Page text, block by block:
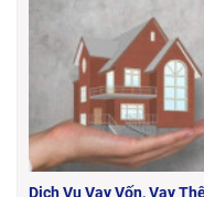
Dịch Vụ Vay Vốn, Vay